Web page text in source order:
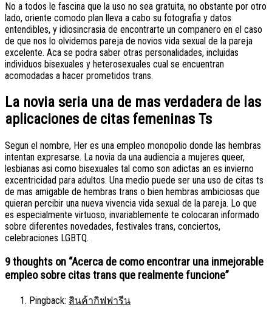
No a todos le fascina que la uso no sea gratuita, no obstante por otro
lado, oriente comodo plan lleva a cabo su fotografia y datos
entendibles, y idiosincrasia de encontrarte un companero en el caso
de que nos lo olvidemos pareja de novios vida sexual de la pareja
excelente. Aca se podra saber otras personalidades, incluidas
individuos bisexuales y heterosexuales cual se encuentran
acomodadas a hacer prometidos trans.
La novia seri­a una de mas verdadera de las
aplicaciones de citas femeninas Ts
Segun el nombre, Her es una empleo monopolio donde las hembras
intentan expresarse. La novia da una audiencia a mujeres queer,
lesbianas asi­ como bisexuales tal como son adictas an es invierno
excentricidad para adultos. Una medio puede ser una uso de citas ts
de mas amigable de hembras trans o bien hembras ambiciosas que
quieran percibir una nueva vivencia vida sexual de la pareja. Lo que
es especialmente virtuoso, invariablemente te colocaran informado
sobre diferentes novedades, festivales trans, conciertos,
celebraciones LGBTQ.
9 thoughts on “Acerca de como encontrar una inmejorable
empleo sobre citas trans que realmente funcione”
Pingback: สินค้ากิฟฟารีน